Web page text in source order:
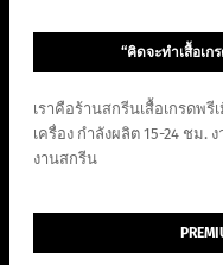
“คิดจะทำเสื้อเก
เราคือร้านสกรีนเสื้อเกรดพรี
เครื่อง กำลังผลิต 15-24 ชม.
งานสกรีน